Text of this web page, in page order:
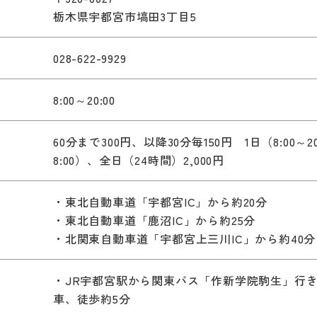
栃木県宇都宮市塙田3丁目5
028-622-9929
8:00～20:00
60分まで300円、以降30分毎150円 1日（8:00～
8:00）、全日（24時間）2,000円
・東北自動車道「宇都宮IC」から約20分
・東北自動車道「鹿沼IC」から約25分
・北関東自動車道「宇都宮上三川IC」から約40分
・JR宇都宮駅から関東バス「作新学院駒生」行
車、徒歩約5分